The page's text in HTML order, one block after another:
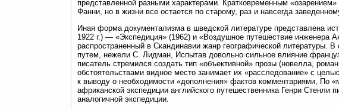
представленной разными характерами. Кратковременным
Фанни, но в жизни все остается по старому, раз и навсегда
Иная форма документализма в шведской литературе представлена
1922 г.) — «Экспедиция» (1962) и «Воздушное путешествие
распространенный в Скандинавии жанр географической литературы.
путем, нежели С. Лидман, Испытав довольно сильное влияние
писатель стремился создать тип «объективной» прозы (новелла,
обстоятельствами видное место занимает их «расследование» с
к выводу о необходимости «дополнения» фактов комментариями, По
африканской экспедиции английского путешественника Генри Стенли
аналогичной экспедиции.